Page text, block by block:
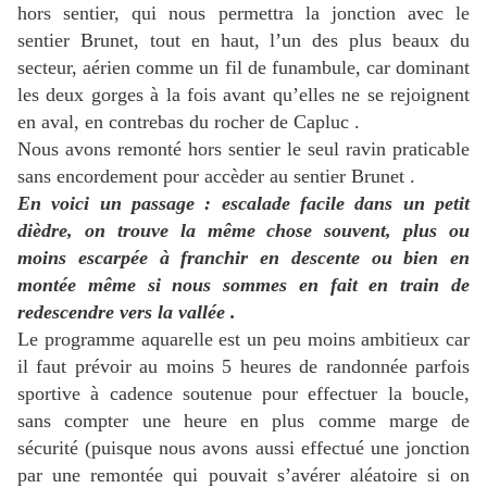
hors sentier, qui nous permettra la jonction avec le
sentier Brunet, tout en haut, l’un des plus beaux du
secteur, aérien comme un fil de funambule, car dominant
les deux gorges à la fois avant qu’elles ne se rejoignent
en aval, en contrebas du rocher de Capluc .
Nous avons remonté hors sentier le seul ravin praticable
sans encordement pour accèder au sentier Brunet .
En voici un passage : escalade facile dans un petit
dièdre, on trouve la même chose souvent, plus ou
moins escarpée à franchir en descente ou bien en
montée même si nous sommes en fait en train de
redescendre vers la vallée .
Le programme aquarelle est un peu moins ambitieux car
il faut prévoir au moins 5 heures de randonnée parfois
sportive à cadence soutenue pour effectuer la boucle,
sans compter une heure en plus comme marge de
sécurité (puisque nous avons aussi effectué une jonction
par une remontée qui pouvait s’avérer aléatoire si on